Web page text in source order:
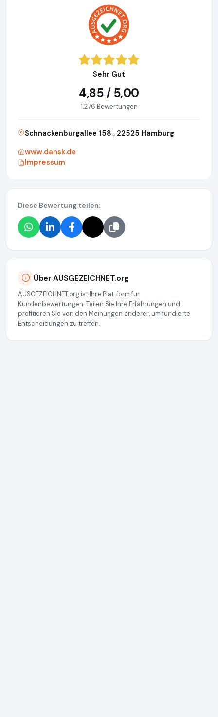
Sehr Gut
4,85 / 5,00
1.276 Bewertungen
Schnackenburgallee 158 , 22525 Hamburg
www.dansk.de
Impressum
Diese Bewertung teilen:
Über AUSGEZEICHNET.org
AUSGEZEICHNET.org ist Ihre Plattform für
Kundenbewertungen. Teilen Sie Ihre Erfahrungen und
profitieren Sie von den Meinungen anderer, um fundierte
Entscheidungen zu treffen.